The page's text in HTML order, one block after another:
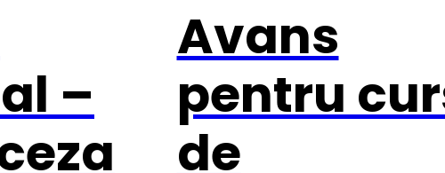
–
Avans
pentru
de